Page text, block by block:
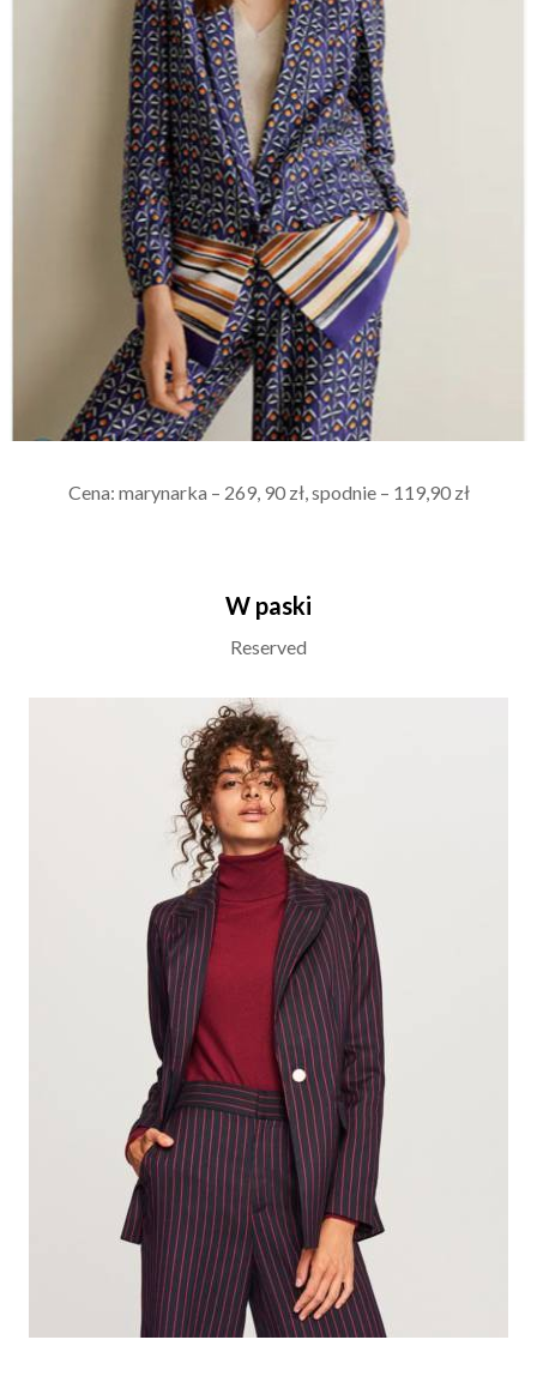
Cena: marynarka – 269, 90 zł, spodnie – 119,90 zł
W paski
Reserved